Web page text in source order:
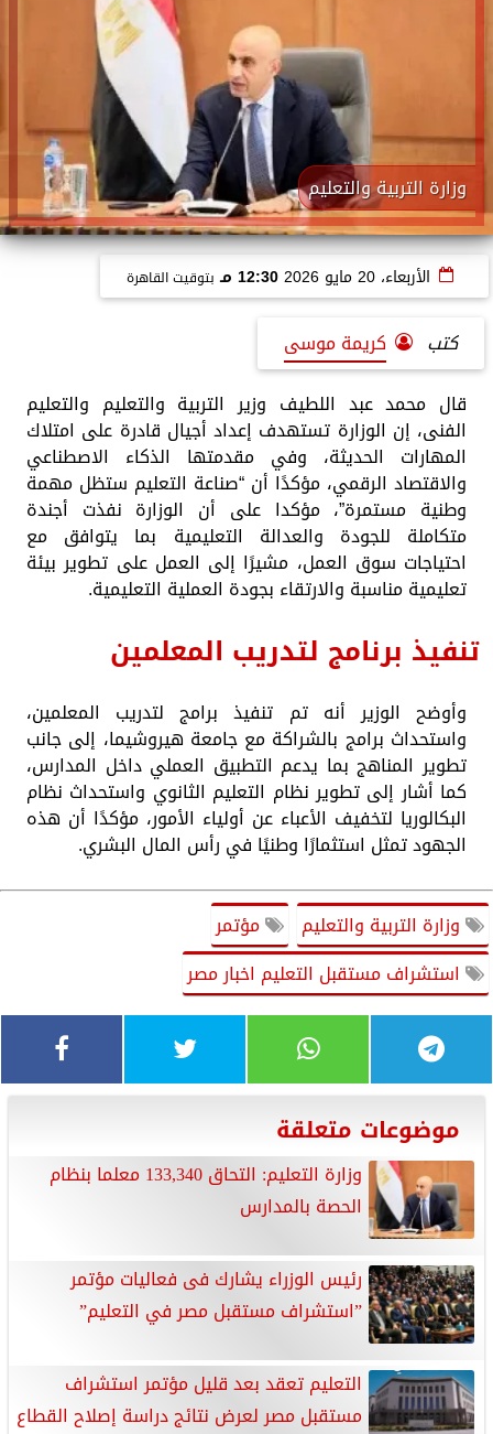
وزارة التربية والتعليم
الأربعاء، 20 مايو 2026 12:30 مـ بتوقيت القاهرة
كتب
كريمة موسى
قال محمد عبد اللطيف وزير التربية والتعليم والتعليم
الفنى، إن الوزارة تستهدف إعداد أجيال قادرة على امتلاك
المهارات الحديثة، وفي مقدمتها الذكاء الاصطناعي
والاقتصاد الرقمي، مؤكدًا أن “صناعة التعليم ستظل مهمة
وطنية مستمرة”، مؤكدا على أن الوزارة نفذت أجندة
متكاملة للجودة والعدالة التعليمية بما يتوافق مع
احتياجات سوق العمل، مشيرًا إلى العمل على تطوير بيئة
تعليمية مناسبة والارتقاء بجودة العملية التعليمية.
تنفيذ برنامج لتدريب المعلمين
وأوضح الوزير أنه تم تنفيذ برامج لتدريب المعلمين،
واستحداث برامج بالشراكة مع جامعة هيروشيما، إلى جانب
تطوير المناهج بما يدعم التطبيق العملي داخل المدارس،
كما أشار إلى تطوير نظام التعليم الثانوي واستحداث نظام
البكالوريا لتخفيف الأعباء عن أولياء الأمور، مؤكدًا أن هذه
الجهود تمثل استثمارًا وطنيًا في رأس المال البشري.
وزارة التربية والتعليم
مؤتمر
استشراف مستقبل التعليم اخبار مصر
موضوعات متعلقة
وزارة التعليم: التحاق 133,340 معلما بنظام
الحصة بالمدارس
رئيس الوزراء يشارك فى فعاليات مؤتمر
”استشراف مستقبل مصر في التعليم”
التعليم تعقد بعد قليل مؤتمر استشراف
مستقبل مصر لعرض نتائج دراسة إصلاح القطاع